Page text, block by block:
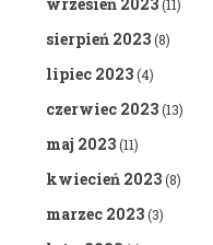
(11)
sierpień 2023(8)
lipiec 2023(4)
czerwiec 2023(13)
maj 2023(11)
kwiecień 2023(8)
marzec 2023(3)